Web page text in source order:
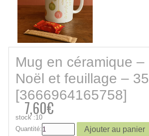
Mug en céramique
Noël et feuillage –
[3666964165758]
7,60€
stock :10
Quantité: